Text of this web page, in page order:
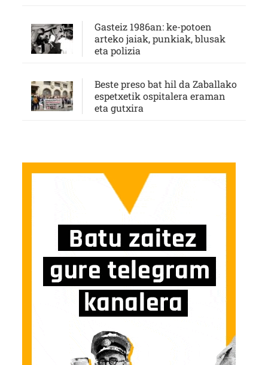
Gasteiz 1986an: ke-potoen
arteko jaiak, punkiak, blusak
eta polizia
Beste preso bat hil da Zaballako
espetxetik ospitalera eraman
eta gutxira